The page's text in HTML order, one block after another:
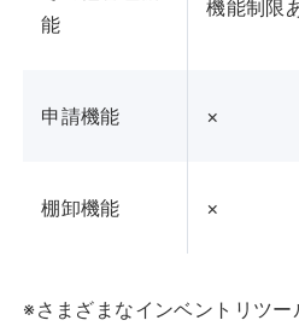
能
機能制限
申請機能 ×
棚卸機能 ×
※さまざまなインベントリツ